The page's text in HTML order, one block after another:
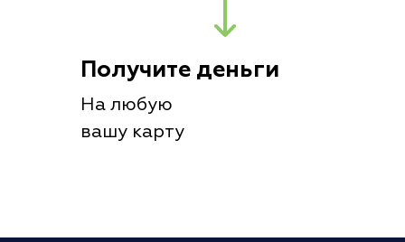
Получите деньги
На любую
вашу карту